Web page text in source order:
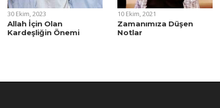
30 Ekim, 2023
Allah İçin Olan
Kardeşliğin Önemi
10 Ekim, 2021
Zamanımıza Düşen
Notlar